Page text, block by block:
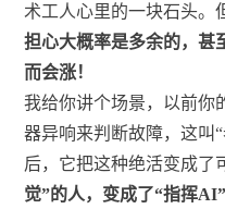
术工人心里的一块石头。
担心大概率是多余的，甚
而会涨！
我给你讲个场景，以前你
器异响来判断故障，这叫
后，它把这种绝活变成了
觉”的人，变成了“指挥AI”